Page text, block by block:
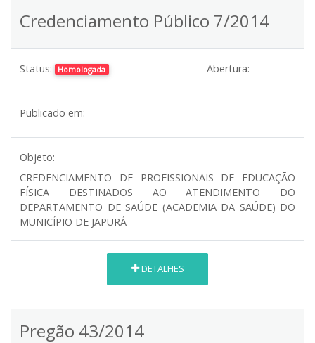
Credenciamento Público 7/2014
Status: Homologada Abertura:
Publicado em:
Objeto:
CREDENCIAMENTO DE PROFISSIONAIS DE EDUCAÇÃO
FÍSICA DESTINADOS AO ATENDIMENTO DO
DEPARTAMENTO DE SAÚDE (ACADEMIA DA SAÚDE) DO
MUNICÍPIO DE JAPURÁ
DETALHES
Pregão 43/2014